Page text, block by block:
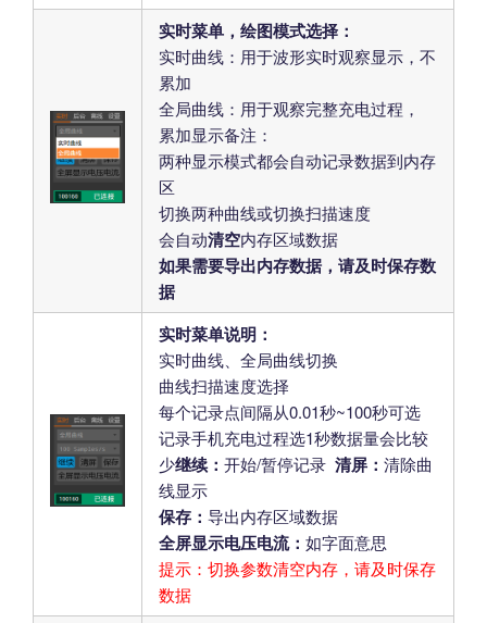
实时菜单，绘图模式选择：
实时曲线：用于波形实时观察显示，不
累加
全局曲线：用于观察完整充电过程，
累加显示备注：
两种显示模式都会自动记录数据到内存
区
切换两种曲线或切换扫描速度
会自动清空内存区域数据
如果需要导出内存数据，请及时保存数
据
实时菜单说明：
实时曲线、全局曲线切换
曲线扫描速度选择
每个记录点间隔从0.01秒~100秒可选
记录手机充电过程选1秒数据量会比较
少继续： 开始/暂停记录 清屏： 清除曲
线显示
保存： 导出内存区域数据
全屏显示电压电流： 如字面意思
提示：切换参数清空内存，请及时保存
数据